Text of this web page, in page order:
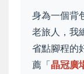
身為一個背
老旅人，我
省點腳程的
薦「晶冠廣